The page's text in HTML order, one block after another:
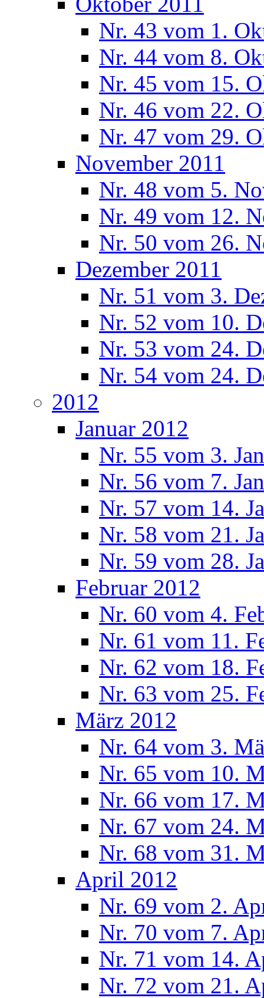
Nr. 43 vom 1.
Nr. 44 vom 8.
Nr. 45 vom 15.
Nr. 46 vom 22.
Nr. 47 vom 29.
November 2011
Nr. 48 vom 5.
Nr. 49 vom 12.
Nr. 50 vom 26.
Dezember 2011
Nr. 51 vom 3.
Nr. 52 vom 10.
Nr. 53 vom 24.
Nr. 54 vom 24.
2012
Januar 2012
Nr. 55 vom 3.
Nr. 56 vom 7.
Nr. 57 vom 14.
Nr. 58 vom 21.
Nr. 59 vom 28.
Februar 2012
Nr. 60 vom 4.
Nr. 61 vom 11.
Nr. 62 vom 18.
Nr. 63 vom 25.
März 2012
Nr. 64 vom 3.
Nr. 65 vom 10.
Nr. 66 vom 17.
Nr. 67 vom 24.
Nr. 68 vom 31.
April 2012
Nr. 69 vom 2.
Nr. 70 vom 7.
Nr. 71 vom 14.
Nr. 72 vom 21.